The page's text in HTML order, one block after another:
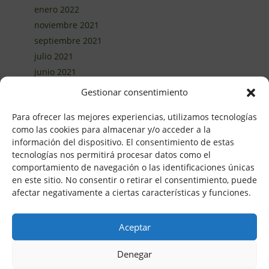
Gestionar consentimiento
Para ofrecer las mejores experiencias, utilizamos tecnologías
como las cookies para almacenar y/o acceder a la
información del dispositivo. El consentimiento de estas
tecnologías nos permitirá procesar datos como el
comportamiento de navegación o las identificaciones únicas
en este sitio. No consentir o retirar el consentimiento, puede
afectar negativamente a ciertas características y funciones.
Aceptar
Denegar
enero 2022
noviembre 2021
septiembre 2021
julio 2021
junio 2021
febrero 2021
enero 2021
diciembre 2020
noviembre 2020
octubre 2020
septiembre 2020
agosto 2020
mayo 2020